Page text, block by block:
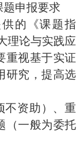
题申报要求
的《课题指
理论与实践应
重视基于实证
研究，提高选
不资助）、重
（一般为委托